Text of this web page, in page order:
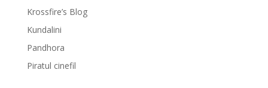
Krossfire’s Blog
Kundalini
Pandhora
Piratul cinefil